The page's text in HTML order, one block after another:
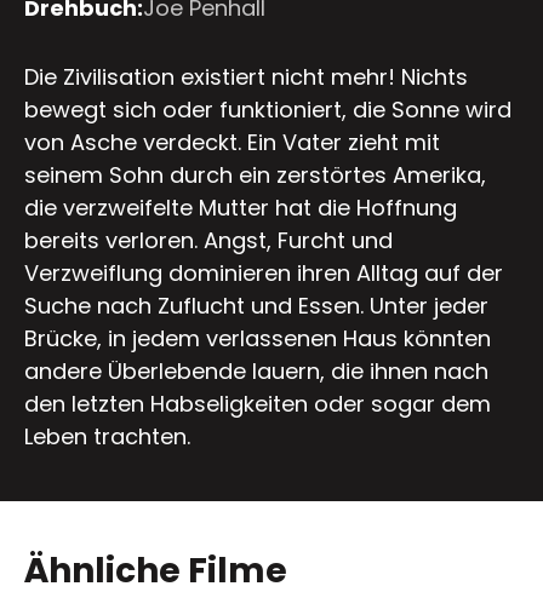
Drehbuch:Joe Penhall
Die Zivilisation existiert nicht mehr! Nichts
bewegt sich oder funktioniert, die Sonne wird
von Asche verdeckt. Ein Vater zieht mit
seinem Sohn durch ein zerstörtes Amerika,
die verzweifelte Mutter hat die Hoffnung
bereits verloren. Angst, Furcht und
Verzweiflung dominieren ihren Alltag auf der
Suche nach Zuflucht und Essen. Unter jeder
Brücke, in jedem verlassenen Haus könnten
andere Überlebende lauern, die ihnen nach
den letzten Habseligkeiten oder sogar dem
Leben trachten.
Ähnliche Filme